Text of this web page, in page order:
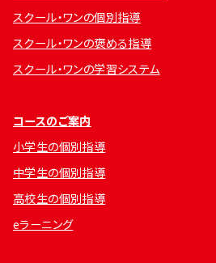
スクール・ワンの個別指導
スクール・ワンの褒める指導
スクール・ワンの学習システム
コースのご案内
小学生の個別指導
中学生の個別指導
高校生の個別指導
eラーニング